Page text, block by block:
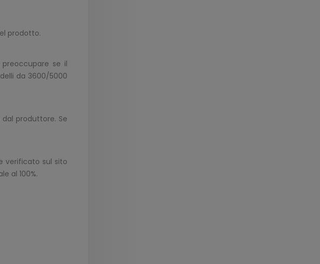
prodotto.
se il
da 3600/5000
produttore. Se
verificato sul sito
al 100%.